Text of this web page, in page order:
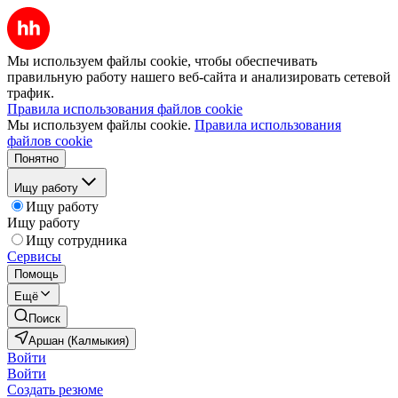
Мы используем файлы cookie, чтобы обеспечивать
правильную работу нашего веб-сайта и анализировать сетевой
трафик.
Правила использования файлов cookie
Мы используем файлы cookie. Правила использования
файлов cookie
Понятно
Ищу работу
Ищу работу
Ищу работу
Ищу сотрудника
Сервисы
Помощь
Ещё
Поиск
Аршан (Калмыкия)
Войти
Войти
Создать резюме